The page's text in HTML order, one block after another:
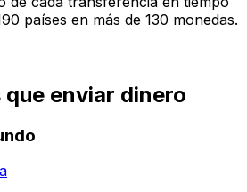
países en más de 130 monedas.
enviar dinero